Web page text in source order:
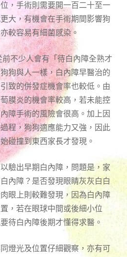
，手術則需要開一百二十至一
大，有機會在手術期間影響狗
較容易有細菌感染。
不少人會有「待白內障全熟才
狗與人一樣，白內障早醫治的
致的併發症機會率也較低。由
膜炎的機會率較高，若未能控
障手術的風險會很高。加上因
程，狗狗適應能力又強，因此
碰撞到東西家長才發現。
驗出早期白內障，問題是，家
內障？是否發現眼睛灰灰白白
眼上則較難發現，因為白內障
，若在眼球中間或後細小位
待白內障後期才懂得求醫。
燈光及位置仔細觀察，亦有可